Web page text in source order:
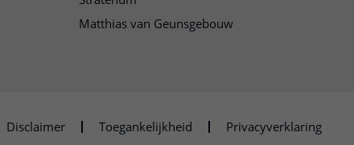
Matthias van Geunsgebouw
Disclaimer Toegankelijkheid Privacyverklaring